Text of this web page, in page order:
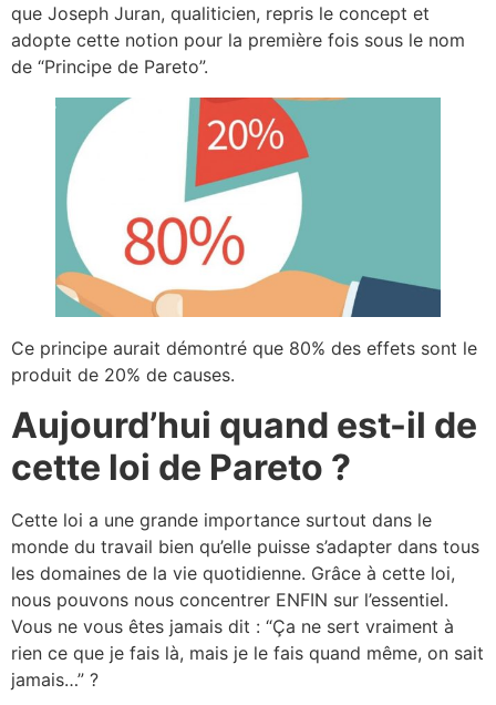
que Joseph Juran, qualiticien, repris le concept et
adopte cette notion pour la première fois sous le nom
de “Principe de Pareto”.
Ce principe aurait démontré que 80% des effets sont le
produit de 20% de causes.
Aujourd’hui quand est-il de
cette loi de Pareto ?
Cette loi a une grande importance surtout dans le
monde du travail bien qu’elle puisse s’adapter dans tous
les domaines de la vie quotidienne. Grâce à cette loi,
nous pouvons nous concentrer ENFIN sur l’essentiel.
Vous ne vous êtes jamais dit : “Ça ne sert vraiment à
rien ce que je fais là, mais je le fais quand même, on sait
jamais…” ?